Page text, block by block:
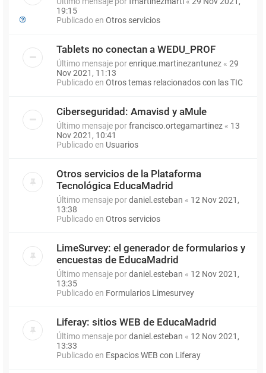
19:15
Publicado en Otros servicios
Tablets no conectan a WEDU_PROF
Último mensaje porenrique.martinezantunez « 29
Nov 2021, 11:13
Publicado en Otros temas relacionados con las TIC
Ciberseguridad: Amavisd y aMule
Último mensaje porfrancisco.ortegamartinez « 13
Nov 2021, 10:41
Publicado en Usuarios
Otros servicios de la Plataforma
Tecnológica EducaMadrid
Último mensaje pordaniel.esteban « 12 Nov 2021,
13:38
Publicado en Otros servicios
LimeSurvey: el generador de formularios y
encuestas de EducaMadrid
Último mensaje pordaniel.esteban « 12 Nov 2021,
13:35
Publicado en Formularios Limesurvey
Liferay: sitios WEB de EducaMadrid
Último mensaje pordaniel.esteban « 12 Nov 2021,
13:33
Publicado en Espacios WEB con Liferay